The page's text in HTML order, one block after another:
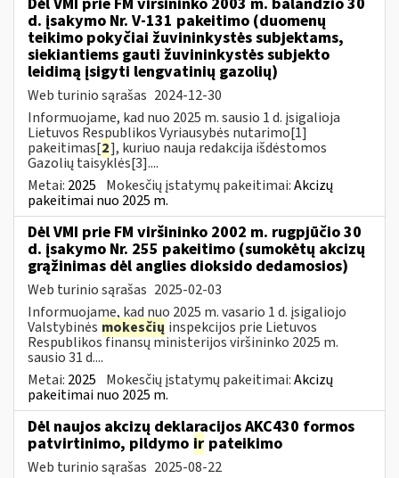
d. įsakymo Nr. V-131 pakeitimo (duomenų
teikimo pokyčiai žuvininkystės subjektams,
siekiantiems gauti žuvininkystės subjekto
leidimą įsigyti lengvatinių gazolių)
Web turinio sąrašas 2024-12-30
Informuojame, kad nuo 2025 m. sausio 1 d. įsigalioja
Lietuvos Respublikos Vyriausybės nutarimo[1]
pakeitimas[2], kuriuo nauja redakcija išdėstomos
Gazolių taisyklės[3]....
Metai: 2025 Mokesčių įstatymų pakeitimai:Akcizų
pakeitimai nuo 2025 m.
Dėl VMI prie FM viršininko 2002 m. rugpjūčio 30
d. įsakymo Nr. 255 pakeitimo (sumokėtų akcizų
grąžinimas dėl anglies dioksido dedamosios)
Web turinio sąrašas 2025-02-03
Informuojame, kad nuo 2025 m. vasario 1 d. įsigaliojo
Valstybinės mokesčių inspekcijos prie Lietuvos
Respublikos finansų ministerijos viršininko 2025 m.
sausio 31 d....
Metai: 2025 Mokesčių įstatymų pakeitimai:Akcizų
pakeitimai nuo 2025 m.
Dėl naujos akcizų deklaracijos AKC430 formos
patvirtinimo, pildymo ir pateikimo
Web turinio sąrašas 2025-08-22